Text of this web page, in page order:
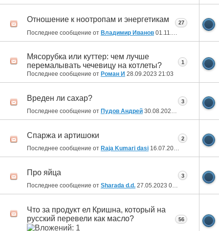
Отношение к ноотропам и энергетикам
Последнее сообщение от Владимир Иванов 01.11.2023
27
Мясорубка или куттер: чем лучше
перемалывать чечевицу на котлеты?
Последнее сообщение от Роман И 28.09.2023 21:03
1
Вреден ли сахар?
Последнее сообщение от Пудов Андрей 30.08.2023 20:52
3
Спаржа и артишоки
Последнее сообщение от Raja Kumari dasi 16.07.2023
2
Про яйца
Последнее сообщение от Sharada d.d. 27.05.2023 00:53
3
Что за продукт ел Кришна, который на
русский перевели как масло?
56